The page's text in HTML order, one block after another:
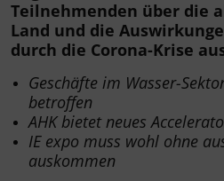
Teilnehmenden über die
Land und die
durch die Corona-Krise
Geschäfte im Wasser-
betroffen
AHK bietet neues
IE expo muss wohl ohne
auskommen